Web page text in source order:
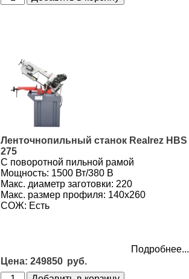
Ленточнопильный станок Realrez HBS
275
С поворотной пильной рамой
Мощность: 1500 Вт/380 В
Макс. диаметр заготовки: 220
Макс. размер профиля: 140х260
СОЖ: Есть
Подробнее...
249850